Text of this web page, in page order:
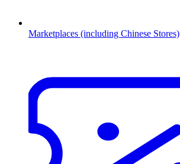
Marketplaces (including Chinese Stores)